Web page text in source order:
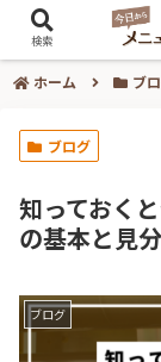
ホーム ブ
ブログ
知っておく
の基本と見
ブログ
検索